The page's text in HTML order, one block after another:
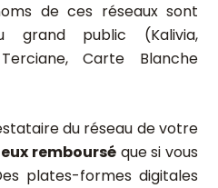
de ces réseaux sont
grand public (Kalivia,
Carte Blanche
du réseau de votre
rembourséque si vous
plates-formes digitales